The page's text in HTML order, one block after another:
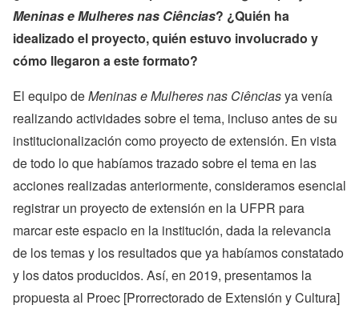
Meninas e Mulheres nas Ciências? ¿Quién ha
idealizado el proyecto, quién estuvo involucrado y
cómo llegaron a este formato?
El equipo deMeninas e Mulheres nas Ciênciasya venía
realizando actividades sobre el tema, incluso antes de su
institucionalización como proyecto de extensión. En vista
de todo lo que habíamos trazado sobre el tema en las
acciones realizadas anteriormente, consideramos esencial
registrar un proyecto de extensión en la UFPR para
marcar este espacio en la institución, dada la relevancia
de los temas y los resultados que ya habíamos constatado
y los datos producidos. Así, en 2019, presentamos la
propuesta al Proec [Prorrectorado de Extensión y Cultura]